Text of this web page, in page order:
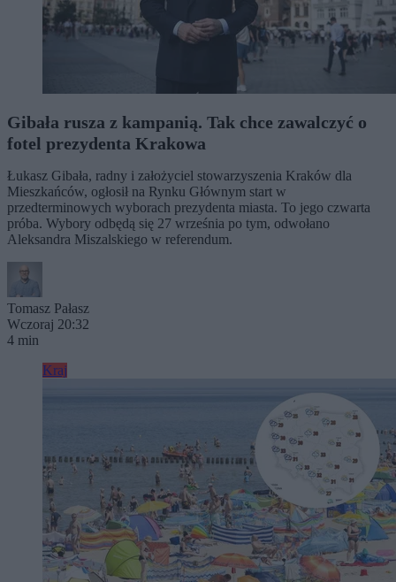
Gibała rusza z kampanią. Tak chce zawalczyć o
fotel prezydenta Krakowa
Łukasz Gibała, radny i założyciel stowarzyszenia Kraków dla
Mieszkańców, ogłosił na Rynku Głównym start w
przedterminowych wyborach prezydenta miasta. To jego czwarta
próba. Wybory odbędą się 27 września po tym, odwołano
Aleksandra Miszalskiego w referendum.
Tomasz Pałasz
Wczoraj 20:32
4 min
Kraj